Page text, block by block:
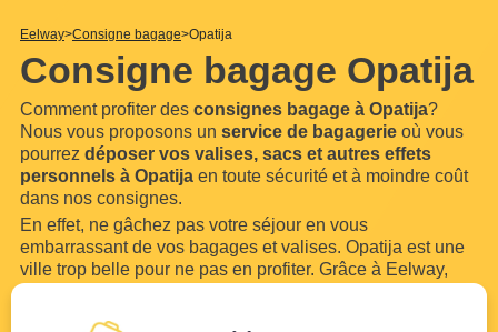
Eelway Consigne bagage Opatija
Consigne bagage Opatija
Comment profiter des consignes bagage à Opatija?
Nous vous proposons un service de bagagerie où vous
pourrez déposer vos valises, sacs et autres effets
personnels à Opatija en toute sécurité et à moindre coût
dans nos consignes.
En effet, ne gâchez pas votre séjour en vous
embarrassant de vos bagages et valises. Opatija est une
ville trop belle pour ne pas en profiter. Grâce à Eelway,